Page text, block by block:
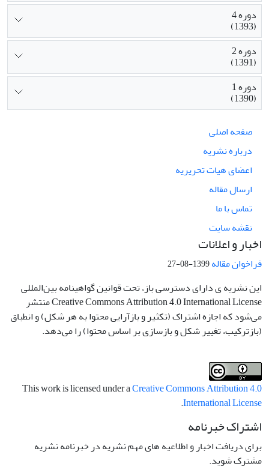
دوره 4
(1393)
دوره 2
(1391)
دوره 1
(1390)
صفحه اصلی
درباره نشریه
اعضای هیات تحریریه
ارسال مقاله
تماس با ما
نقشه سایت
اخبار و اعلانات
فراخوان مقاله1399-08-27
این نشریه ی دارای دسترسی باز، تحت قوانین گواهینامه بین‌المللی
Creative Commons Attribution 4.0 International License منتشر
می‌شود که اجازه اشتراک (تکثیر و بازآرایی محتوا به هر شکل) و انطباق
(بازترکیب، تغییر شکل و بازسازی بر اساس محتوا) را می‌دهد.
This work is licensed under aCreative Commons Attribution 4.0
International License
.
اشتراک خبرنامه
برای دریافت اخبار و اطلاعیه های مهم نشریه در خبرنامه نشریه
مشترک شوید.